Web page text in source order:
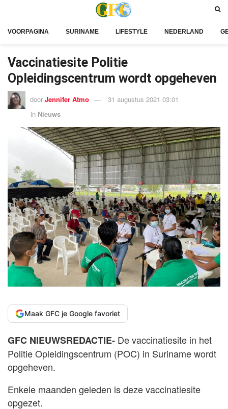
VOORPAGINA SURINAME LIFESTYLE NEDERLAND
Vaccinatiesite Politie
Opleidingscentrum wordt opgeheven
door Jennifer Atmo
31 augustus 2021 03:01
in Nieuws
Maak GFC je Google favoriet
GFC NIEUWSREDACTIE- De vaccinatiesite in het
Politie Opleidingscentrum (POC) in Suriname wordt
opgeheven.
Enkele maanden geleden is deze vaccinatiesite
opgezet.